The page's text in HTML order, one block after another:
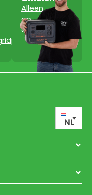
Alleen
op
afspraak!
NL